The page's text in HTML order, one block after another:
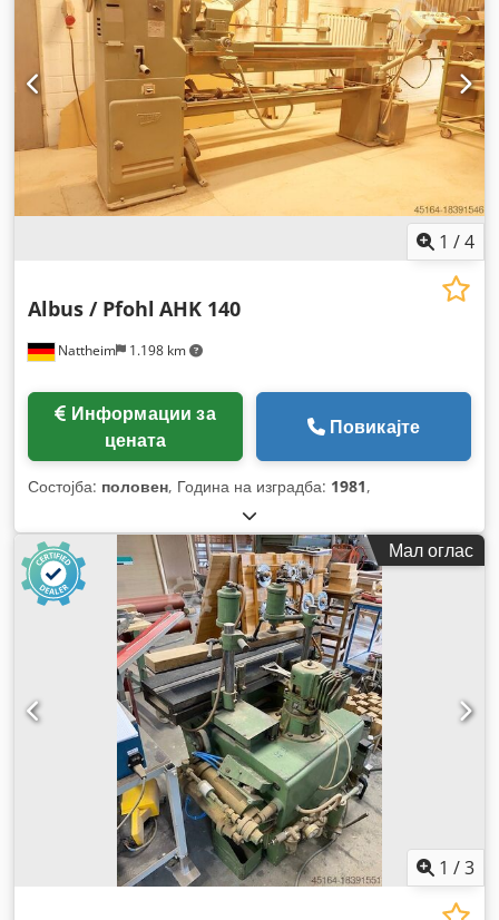
1 /4
Nattheim 1.198 km
Albus / Pfohl AHK 140
цената
Повикајте
Состојба: половен, Година на изградба: 1981,
Мал оглас
1 /3